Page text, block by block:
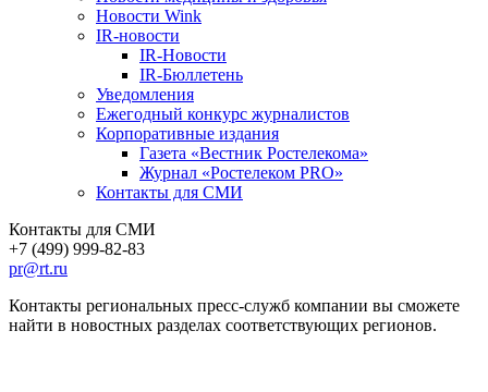
Новости Wink
IR-новости
IR-Новости
IR-Бюллетень
Уведомления
Ежегодный конкурс журналистов
Корпоративные издания
Газета «Вестник Ростелекома»
Журнал «Ростелеком PRO»
Контакты для СМИ
Контакты для СМИ
+7 (499) 999-82-83
pr@rt.ru
Контакты региональных пресс-служб компании вы сможете
найти в новостных разделах соответствующих регионов.